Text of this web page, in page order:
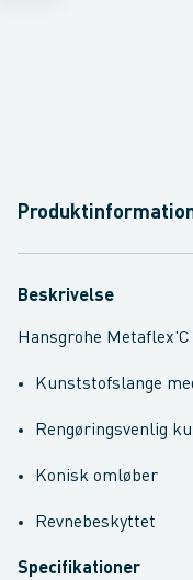
Beskrivelse
Hansgrohe
Kunststofslange
Rengøringsvenlig
Konisk omløber
Revnebeskyttet
Specifikationer